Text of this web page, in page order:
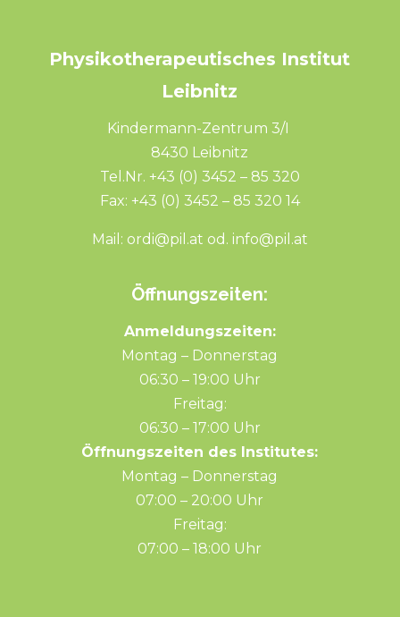
Physikotherapeutisches Institut
Leibnitz
Kindermann-Zentrum 3/I
8430 Leibnitz
Tel.Nr. +43 (0) 3452 – 85 320
Fax: +43 (0) 3452 – 85 320 14
Mail: ordi@pil.at od. info@pil.at
Öffnungszeiten:
Anmeldungszeiten:
Montag – Donnerstag
06:30 – 19:00 Uhr
Freitag:
06:30 – 17:00 Uhr
Öffnungszeiten des Institutes:
Montag – Donnerstag
07:00 – 20:00 Uhr
Freitag:
07:00 – 18:00 Uhr